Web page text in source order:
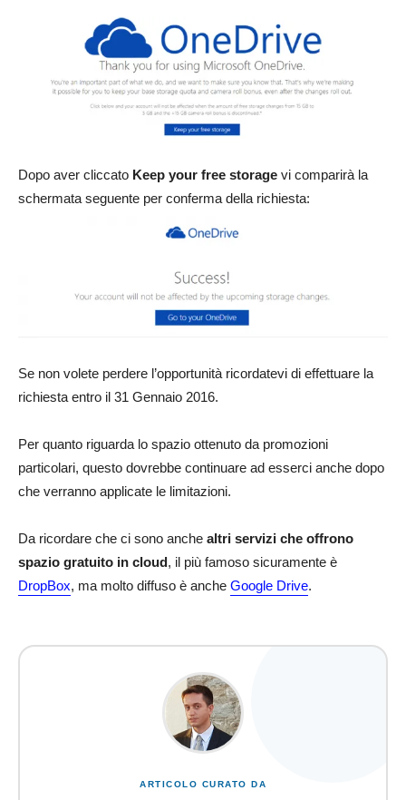
Dopo aver cliccato Keep your free storage vi comparirà la
schermata seguente per conferma della richiesta:
Se non volete perdere l’opportunità ricordatevi di effettuare la
richiesta entro il 31 Gennaio 2016.
Per quanto riguarda lo spazio ottenuto da promozioni
particolari, questo dovrebbe continuare ad esserci anche dopo
che verranno applicate le limitazioni.
Da ricordare che ci sono anche altri servizi che offrono
spazio gratuito in cloud, il più famoso sicuramente è
DropBox, ma molto diffuso è anche Google Drive.
ARTICOLO CURATO DA